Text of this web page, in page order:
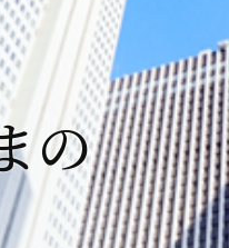
の